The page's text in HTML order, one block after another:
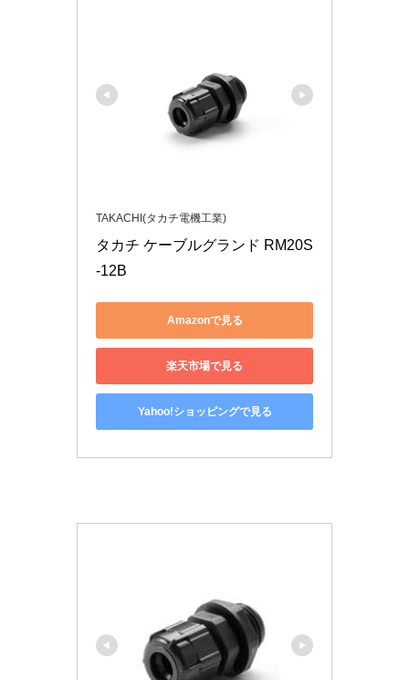
TAKACHI(タカチ電機工業)
タカチ ケーブルグランド RM20S
-12B
Amazonで見る
楽天市場で見る
Yahoo!ショッピングで見る